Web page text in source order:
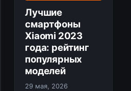
Лучшие
смартфоны
Xiaomi 2023
года: рейтинг
популярных
моделей
29 мая, 2026